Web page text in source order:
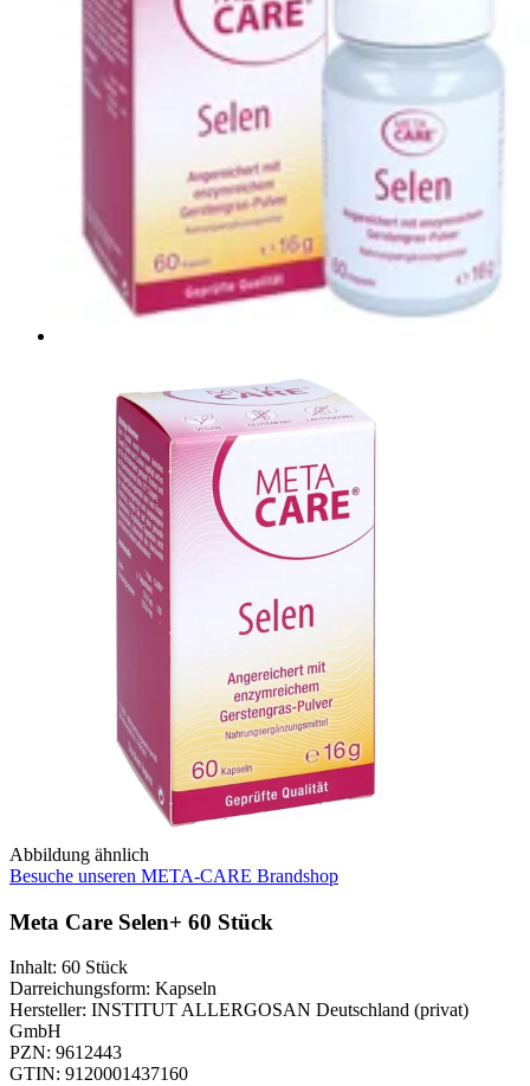
Abbildung ähnlich
Besuche unseren META-CARE Brandshop
Meta Care Selen+ 60 Stück
Inhalt: 60 Stück
Darreichungsform: Kapseln
Hersteller: INSTITUT ALLERGOSAN Deutschland (privat)
GmbH
PZN: 9612443
GTIN: 9120001437160